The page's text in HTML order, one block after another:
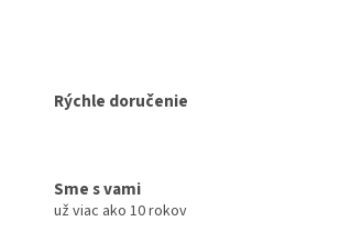
Rýchle doručenie
Sme s vami
už viac ako 10 rokov